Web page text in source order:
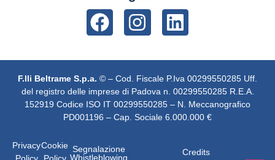
F.lli Beltrame S.p.a. © – Cod. Fiscale P.Iva 00299550285 Uff.
del registro delle imprese di Padova n. 00299550285 R.E.A.
152919 Codice ISO IT 00299550285 – N. Meccanografico
PD001196 – Cap. Sociale 6.000.000 €
PrivacyCookie Segnalazione
Whistleblowing
Credits